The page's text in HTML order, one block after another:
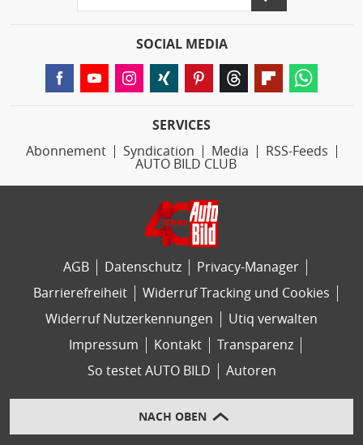
SOCIAL MEDIA
SERVICES
Abonnement
Syndication Media
RSS-Feeds
AUTO BILD CLUB
AGB Datenschutz
Privacy-Manager
Barrierefreiheit
Widerruf Tracking und Cookies
Widerruf Nutzerkennungen
Utiq verwalten
Impressum
Kontakt
Transparenz
So testet AUTO BILD
Autoren
NACH OBEN